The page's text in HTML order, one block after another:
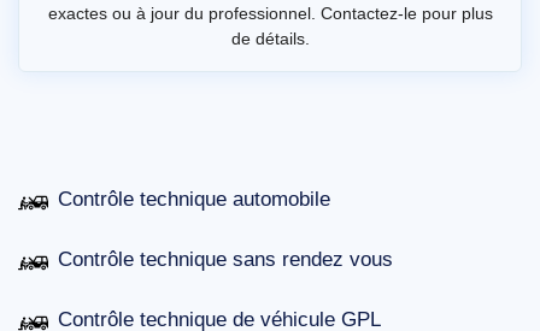
exactes ou à jour du professionnel. Contactez-le pour plus
de détails.
Contrôle technique automobile
Contrôle technique sans rendez vous
Contrôle technique de véhicule GPL